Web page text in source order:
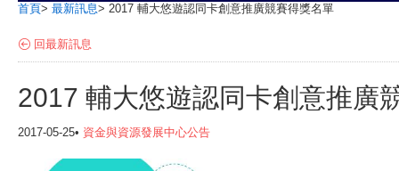
首頁> 最新訊息> 2017 輔大悠遊認同卡創意推廣競賽得獎名單
回最新訊息
2017 輔大悠遊認同卡創意推廣
2017-05-25• 資金與資源發展中心公告